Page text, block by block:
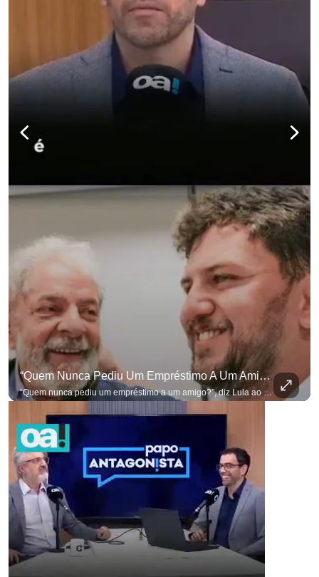
“Quem Nunca Pediu Um Empréstimo A Um Amigo?”, Diz Lula Ao Defender Seu Ex-Chefe De Gabinete
“Quem nunca pediu um empréstimo a um amigo?”, diz Lula ao defender seu ex-chefe de gabinete Marcola, que recebeu R$ 249 mil de uma empresa ligada a uma amiga de Lulinha. #OAntagonista Se você busca informação com credibilidade, inscreva-se agora e ative o
para não perder nenhuma